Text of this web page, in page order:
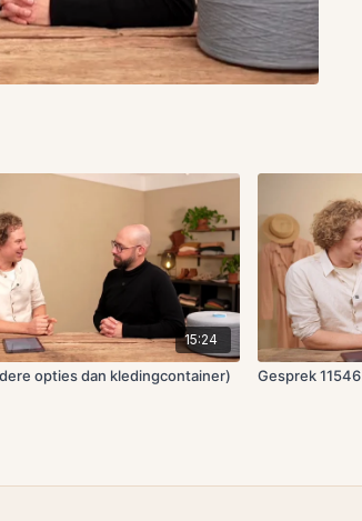
15:24
opties dan kledingcontainer) Gesprek 11546